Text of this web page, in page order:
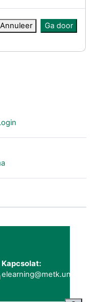
Annuleer Ga door
Kapcsolat: